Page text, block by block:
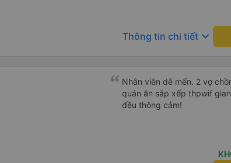
Thông tin chi tiết keyboard_arrow_down
Nhân viên dễ mến. 2 vợ
quán ăn sắp xếp thpwif
đều thông cảm!